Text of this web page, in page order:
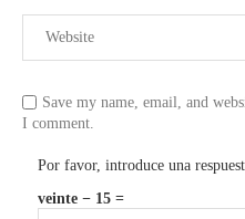
Save my name, email, and
I comment.
Por favor, introduce una
veinte − 15 =